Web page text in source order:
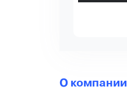
О компании